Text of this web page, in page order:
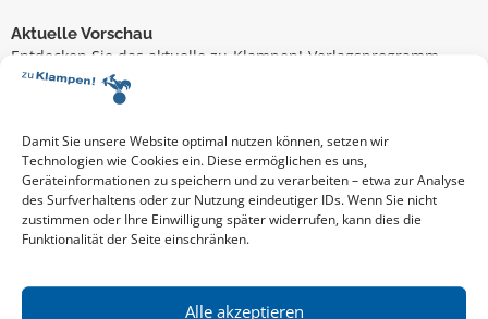
Damit Sie unsere Website optimal nutzen können, setzen wir
Technologien wie Cookies ein. Diese ermöglichen es uns,
Geräteinformationen zu speichern und zu verarbeiten – etwa zur Analyse
des Surfverhaltens oder zur Nutzung eindeutiger IDs. Wenn Sie nicht
zustimmen oder Ihre Einwilligung später widerrufen, kann dies die
Funktionalität der Seite einschränken.
Alle akzeptieren
Aktuelle Vorschau
Entdecken Sie das aktuelle zu-Klampen!-Verlagsprogramm.
Hier finden Sie die Verlagsvorschau – einfach direkt online
reinlesen oder herunterladen.
Mehr aktuelle Vorschauen ansehen
Newsletter
News zu aktuellen Neuheiten und Nachrichten im zu Klampen!
Verlag – jederzeit wieder abbestellbar.